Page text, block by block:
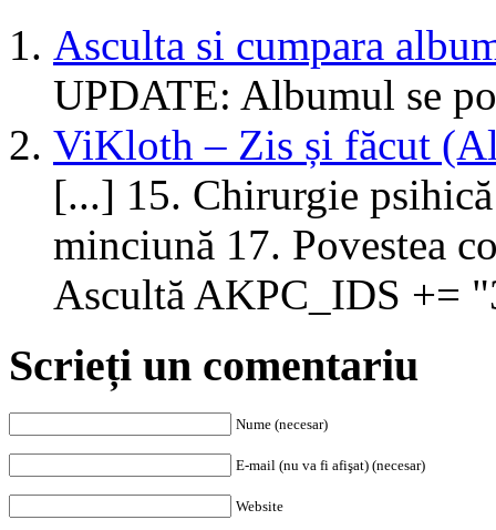
Asculta si cumpara
UPDATE: Albumul se
ViKloth – Zis și făcut
[...] 15. Chirurgie
minciună 17. Povestea
Ascultă AKPC_IDS +=
Scrieți un comentariu
Nume (necesar)
E-mail (nu va fi afişat) (necesar)
Website